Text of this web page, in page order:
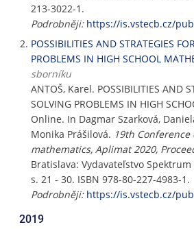
213-3022-1.
Podrobněji: https://is.vstecb.cz/
POSSIBILITIES AND STRATEGIES
PROBLEMS IN HIGH SCHOOL
sborníku
ANTOŠ, Karel. POSSIBILITIES AND
SOLVING PROBLEMS IN HIGH
Online. In Dagmar Szarková,
Monika Prášilová. 19th
mathematics, Aplimat 2020,
Bratislava: Vydavateľstvo Spektrum
s. 21 - 30. ISBN 978-80-227-4983-1.
Podrobněji: https://is.vstecb.cz/
2019